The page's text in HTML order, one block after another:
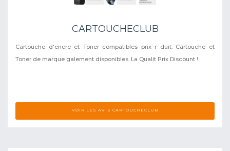
CARTOUCHECLUB
Cartouche d'encre et Toner compatibles prix r duit. Cartouche et
Toner de marque galement disponibles. La Qualit Prix Discount !
VOIR LES AVIS CARTOUCHECLUB